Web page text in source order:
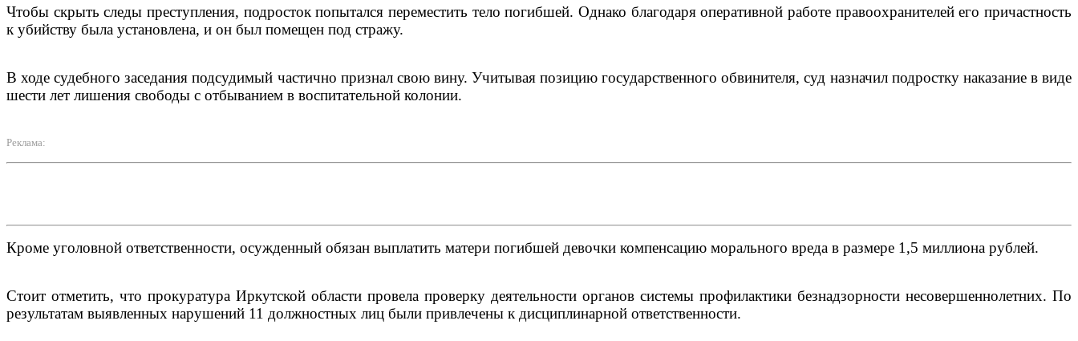
Чтобы скрыть следы преступления, подросток попытался переместить тело погибшей. Однако благодаря оперативной работе правоохранителей его причастность
к убийству была установлена, и он был помещен под стражу.
В ходе судебного заседания подсудимый частично признал свою вину. Учитывая позицию государственного обвинителя, суд назначил подростку наказание в виде
шести лет лишения свободы с отбыванием в воспитательной колонии.
Реклама:
Кроме уголовной ответственности, осужденный обязан выплатить матери погибшей девочки компенсацию морального вреда в размере 1,5 миллиона рублей.
Стоит отметить, что прокуратура Иркутской области провела проверку деятельности органов системы профилактики безнадзорности несовершеннолетних. По
результатам выявленных нарушений 11 должностных лиц были привлечены к дисциплинарной ответственности.